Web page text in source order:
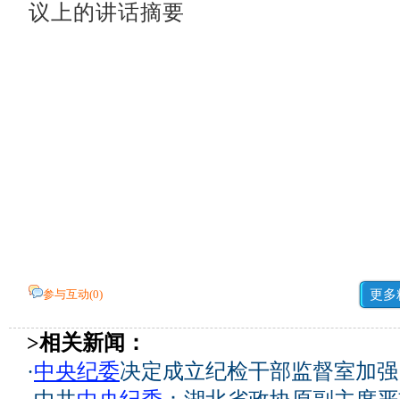
议上的讲话摘要
参与互动(0) 更多
>相关新闻：
·中央纪委决定成立纪检干部监督室加